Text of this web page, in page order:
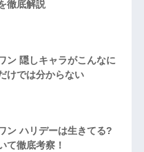
徹底解説
ン 隠しキャラがこんなに
けでは分からない
ン ハリデーは生きてる?
て徹底考察！